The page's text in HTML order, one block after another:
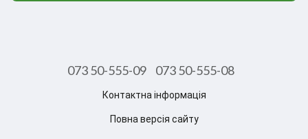
073 50-555-09 073 50-555-08
Контактна інформація
Повна версія сайту